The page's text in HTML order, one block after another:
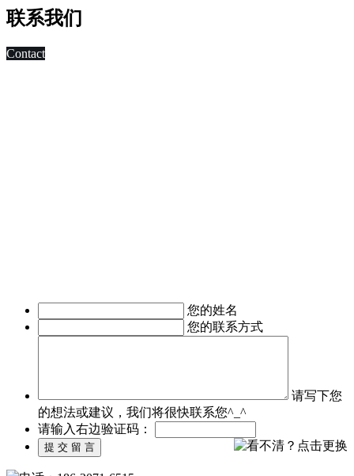
联系我们
Contact
您的姓名
您的联系方式
请写下您
的想法或建议，我们将很快联系您^_^
请输入右边验证码：